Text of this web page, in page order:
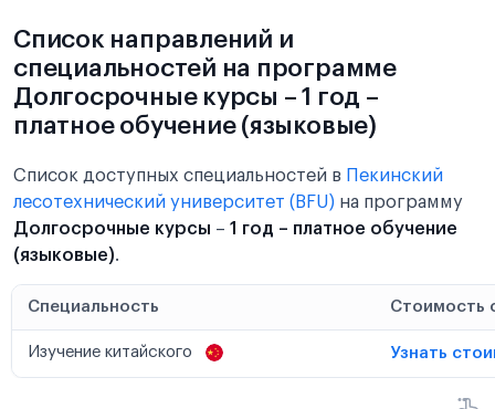
Список направлений и
специальностей на программе
Долгосрочные курсы – 1 год –
платное обучение (языковые)
Список доступных специальностей в Пекинский
лесотехнический университет (BFU) на программу
Долгосрочные курсы – 1 год – платное обучение
(языковые).
Специальность Стоимость
Изучение китайского Узнать